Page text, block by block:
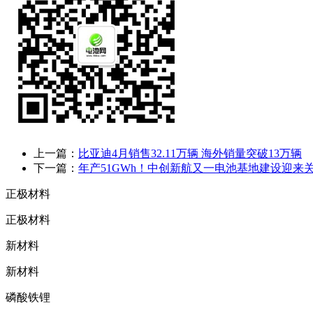
上一篇： 比亚迪4月销售32.11万辆 海外销量突破13万辆
下一篇： 年产51GWh！中创新航又一电池基地建设迎来
正极材料
正极材料
新材料
新材料
磷酸铁锂